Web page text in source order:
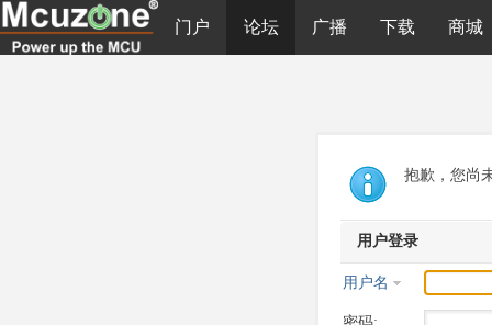
门户 论坛 广播 下载 商城
抱歉，您尚
用户登录
用户名